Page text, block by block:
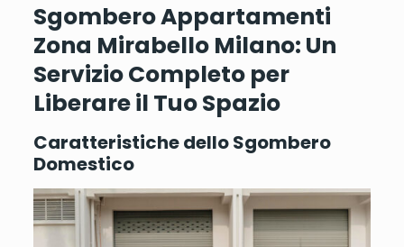
Sgombero Appartamenti
Zona Mirabello Milano: Un
Servizio Completo per
Liberare il Tuo Spazio
Caratteristiche dello Sgombero
Domestico